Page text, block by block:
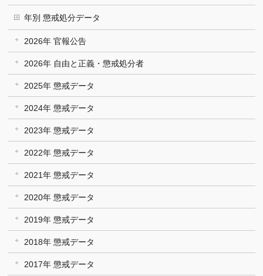
年別 懲戒処分データ
2026年 官報公告
2026年 自由と正義・懲戒処分者
2025年 懲戒データ
2024年 懲戒データ
2023年 懲戒データ
2022年 懲戒データ
2021年 懲戒データ
2020年 懲戒データ
2019年 懲戒データ
2018年 懲戒データ
2017年 懲戒データ